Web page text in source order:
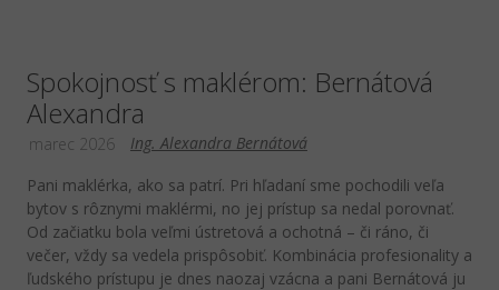
Spokojnosť s maklérom: Bernátová
Alexandra
Ing. Alexandra Bernátová
marec 2026
Pani maklérka, ako sa patrí. Pri hľadaní sme pochodili veľa
bytov s rôznymi maklérmi, no jej prístup sa nedal porovnať.
Od začiatku bola veľmi ústretová a ochotná – či ráno, či
večer, vždy sa vedela prispôsobiť. Kombinácia profesionality a
ľudského prístupu je dnes naozaj vzácna a pani Bernátová ju